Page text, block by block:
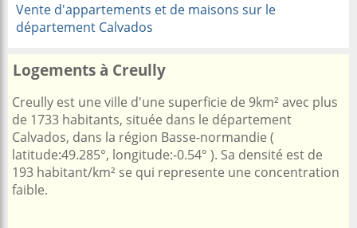
Vente d'appartements et de maisons sur le
département Calvados
Logements à Creully
Creully est une ville d'une superficie de 9km² avec plus
de 1733 habitants, située dans le département
Calvados, dans la région Basse-normandie (
latitude:49.285°, longitude:-0.54° ). Sa densité est de
193 habitant/km² se qui represente une concentration
faible.